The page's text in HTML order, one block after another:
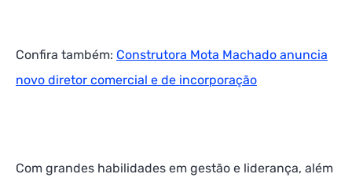
Confira também: Construtora Mota Machado anuncia
novo diretor comercial e de incorporação
Com grandes habilidades em gestão e liderança, além